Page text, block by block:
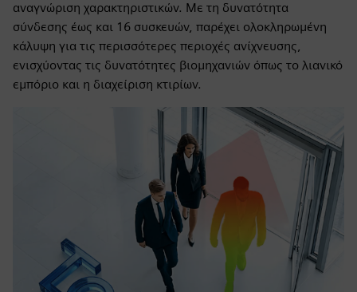
αναγνώριση χαρακτηριστικών. Με τη δυνατότητα
σύνδεσης έως και 16 συσκευών, παρέχει ολοκληρωμένη
κάλυψη για τις περισσότερες περιοχές ανίχνευσης,
ενισχύοντας τις δυνατότητες βιομηχανιών όπως το λιανικό
εμπόριο και η διαχείριση κτιρίων.